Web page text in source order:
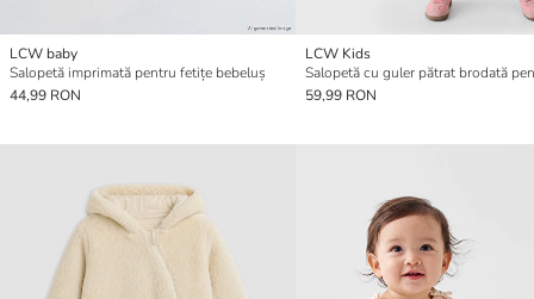
LCW baby
Salopetă imprimată pentru fetițe bebeluș
44,99 RON
LCW Kids
Salopetă cu guler pătrat brodată
59,99 RON